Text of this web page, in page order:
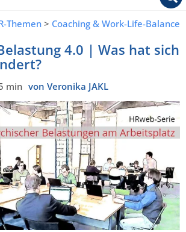
Themen > Coaching & Work-Life-Balance
4.0 | Was hat sich
min von Veronika JAKL